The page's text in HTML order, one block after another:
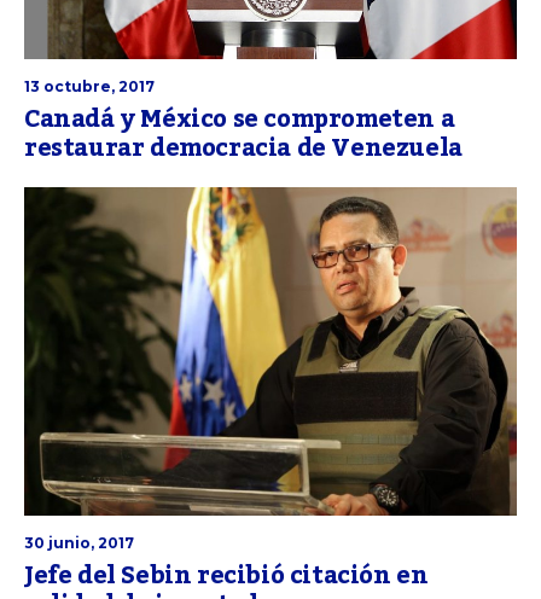
13 octubre, 2017
Canadá y México se comprometen a
restaurar democracia de Venezuela
30 junio, 2017
Jefe del Sebin recibió citación en